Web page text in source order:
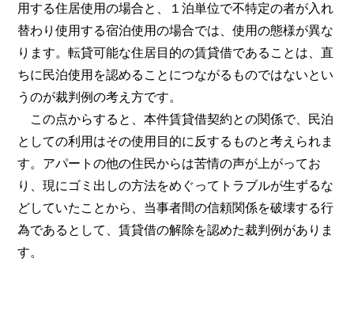
用する住居使用の場合と、１泊単位で不特定の者が入れ
替わり使用する宿泊使用の場合では、使用の態様が異な
ります。転貸可能な住居目的の賃貸借であることは、直
ちに民泊使用を認めることにつながるものではないとい
うのが裁判例の考え方です。
この点からすると、本件賃貸借契約との関係で、民泊
としての利用はその使用目的に反するものと考えられま
す。アパートの他の住民からは苦情の声が上がってお
り、現にゴミ出しの方法をめぐってトラブルが生ずるな
どしていたことから、当事者間の信頼関係を破壊する行
為であるとして、賃貸借の解除を認めた裁判例がありま
す。